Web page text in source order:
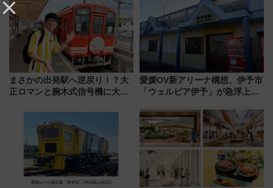
に
まさかの出発駅へ逆戻り！？大
正ロマンと腕木式信号機に大興
目の舞台は岐阜県の「明知鉄
愛媛OV新アリーナ構想、伊予市
「ウェルピア伊予」が急浮上！
で探る鉄道アクセスの未来